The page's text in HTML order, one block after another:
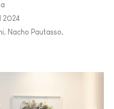
2024
Nacho Pautasso,